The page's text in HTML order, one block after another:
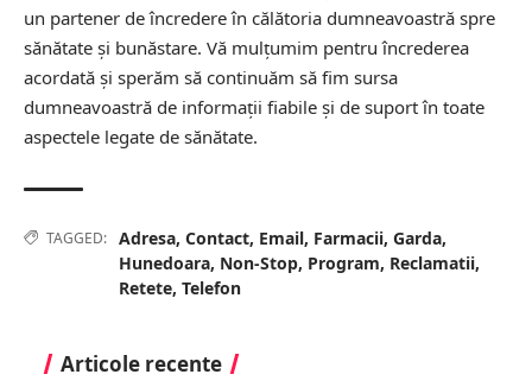
un partener de încredere în călătoria dumneavoastră spre
sănătate și bunăstare. Vă mulțumim pentru încrederea
acordată și sperăm să continuăm să fim sursa
dumneavoastră de informații fiabile și de suport în toate
aspectele legate de sănătate.
TAGGED: Adresa, Contact, Email, Farmacii, Garda,
Hunedoara, Non-Stop, Program, Reclamatii,
Retete, Telefon
Articole recente